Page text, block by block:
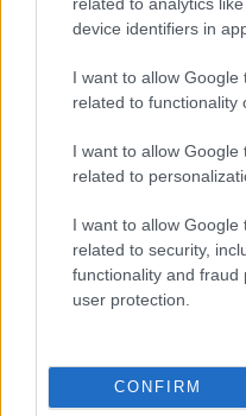
device identifiers in
I want to allow Google
related to functionality
I want to allow Google
related to
I want to allow Google
related to security,
functionality and
user protection.
CONFIRM
sucho a teplo? Tieto
vysaďte na miesta, na